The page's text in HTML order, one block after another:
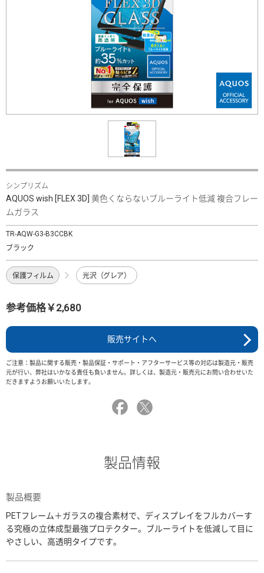
シンプリズム
AQUOS wish [FLEX 3D] 黄色くならないブルーライト低減 複合フレー
ムガラス
TR-AQW-G3-B3CCBK
ブラック
保護フィルム 光沢（グレア）
参考価格￥2,680
販売サイトへ
ご注意：製品に関する販売・製品保証・サポート・アフターサービス等の対応は製造元・販売
元が行い、弊社はいかなる責任も負いません。詳しくは、製造元・販売元にお問い合わせいた
だきますようお願いいたします。
製品情報
製品概要
PETフレーム＋ガラスの複合素材で、ディスプレイをフルカバーす
る究極の立体成型最強プロテクター。ブルーライトを低減して目に
やさしい、高透明タイプです。